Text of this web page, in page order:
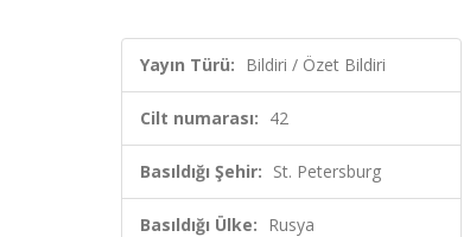
Yayın Türü: Bildiri / Özet Bildiri
Cilt numarası: 42
Basıldığı Şehir: St. Petersburg
Basıldığı Ülke: Rusya